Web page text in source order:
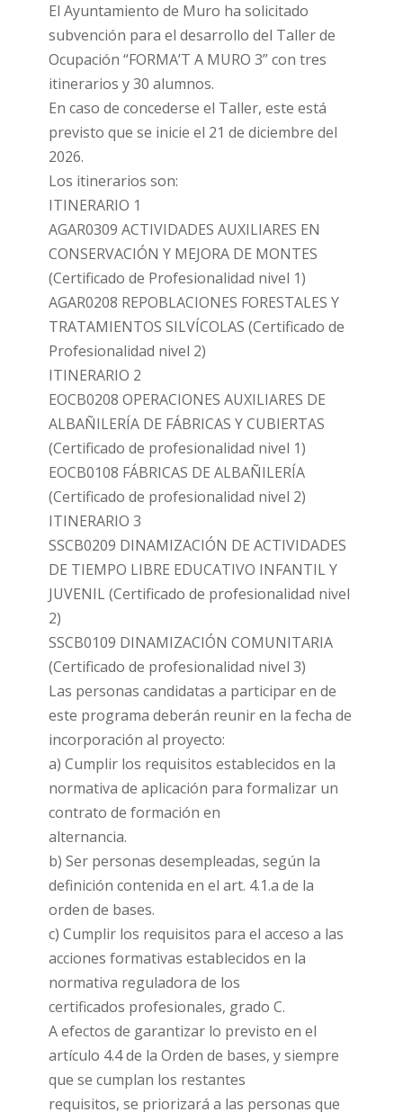
El Ayuntamiento de Muro ha solicitado
subvención para el desarrollo del Taller de
Ocupación “FORMA’T A MURO 3” con tres
itinerarios y 30 alumnos.
En caso de concederse el Taller, este está
previsto que se inicie el 21 de diciembre del
2026.
Los itinerarios son:
ITINERARIO 1
AGAR0309 ACTIVIDADES AUXILIARES EN
CONSERVACIÓN Y MEJORA DE MONTES
(Certificado de Profesionalidad nivel 1)
AGAR0208 REPOBLACIONES FORESTALES Y
TRATAMIENTOS SILVÍCOLAS (Certificado de
Profesionalidad nivel 2)
ITINERARIO 2
EOCB0208 OPERACIONES AUXILIARES DE
ALBAÑILERÍA DE FÁBRICAS Y CUBIERTAS
(Certificado de profesionalidad nivel 1)
EOCB0108 FÁBRICAS DE ALBAÑILERÍA
(Certificado de profesionalidad nivel 2)
ITINERARIO 3
SSCB0209 DINAMIZACIÓN DE ACTIVIDADES
DE TIEMPO LIBRE EDUCATIVO INFANTIL Y
JUVENIL (Certificado de profesionalidad nivel
2)
SSCB0109 DINAMIZACIÓN COMUNITARIA
(Certificado de profesionalidad nivel 3)
Las personas candidatas a participar en de
este programa deberán reunir en la fecha de
incorporación al proyecto:
a) Cumplir los requisitos establecidos en la
normativa de aplicación para formalizar un
contrato de formación en
alternancia.
b) Ser personas desempleadas, según la
definición contenida en el art. 4.1.a de la
orden de bases.
c) Cumplir los requisitos para el acceso a las
acciones formativas establecidos en la
normativa reguladora de los
certificados profesionales, grado C.
A efectos de garantizar lo previsto en el
artículo 4.4 de la Orden de bases, y siempre
que se cumplan los restantes
requisitos, se priorizará a las personas que